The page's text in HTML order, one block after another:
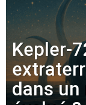
Kepler-
dans un